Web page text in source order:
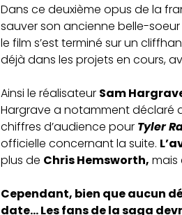
Dans ce deuxième opus de la
sauver son ancienne belle-
le film s’est terminé sur un
déjà dans les projets en cours,
Ainsi le réalisateur Sam
Hargrave a notamment déclaré
chiffres d’audience pour Tyler
officielle concernant la suite.
plus de Chris Hemsworth, mais
Cependant, bien que aucun
date… Les fans de la saga